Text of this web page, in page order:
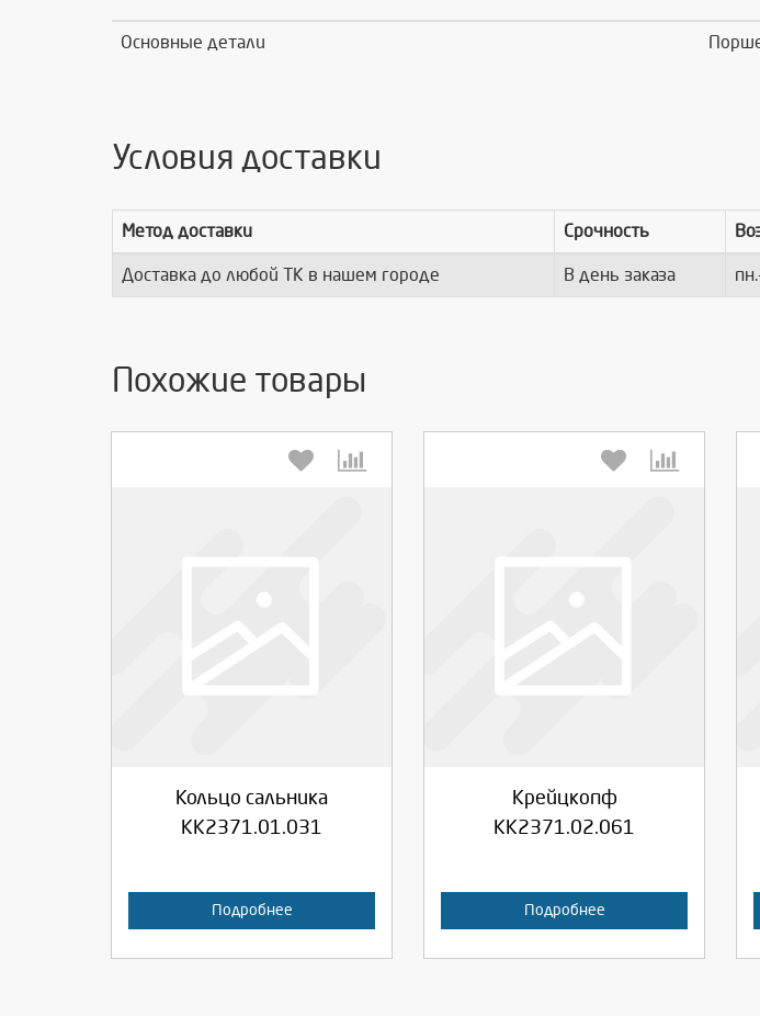
Основные детали
Условия доставки
Метод доставки Срочность
Доставка до любой ТК в нашем городе В день заказа
Похожие товары
Кольцо сальника
КК2371.01.031
Подробнее
Крейцкопф
КК2371.02.061
Подробнее